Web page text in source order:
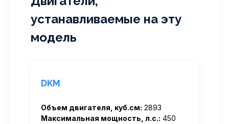
устанавливаемые на эту
модель
DKM
Объем двигателя, куб.см: 2893
Максимальная мощность, л.с.: 450